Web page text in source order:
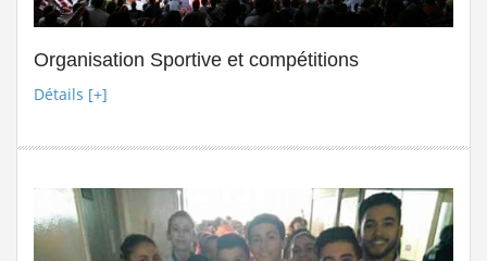
dispositions pratiques 2025-2026...Lire la suite
Organisation Sportive et compétitions
Détails [+]